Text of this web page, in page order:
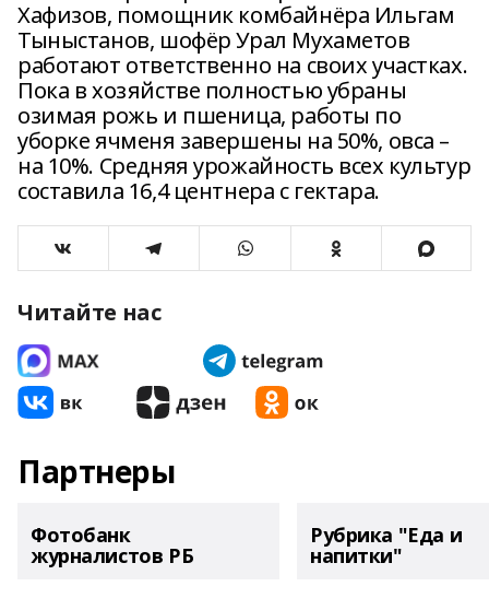
Хафизов, помощник комбайнёра Ильгам
Тыныстанов, шофёр Урал Мухаметов
работают ответственно на своих участках.
Пока в хозяйстве полностью убраны
озимая рожь и пшеница, работы по
уборке ячменя завершены на 50%, овса –
на 10%. Средняя урожайность всех культур
составила 16,4 центнера с гектара.
Читайте нас
Партнеры
Фотобанк
журналистов РБ
Рубрика "Еда и
напитки"